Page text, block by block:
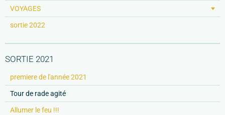
VOYAGES
sortie 2022
SORTIE 2021
premiere de l'année 2021
Tour de rade agité
Allumer le feu !!!